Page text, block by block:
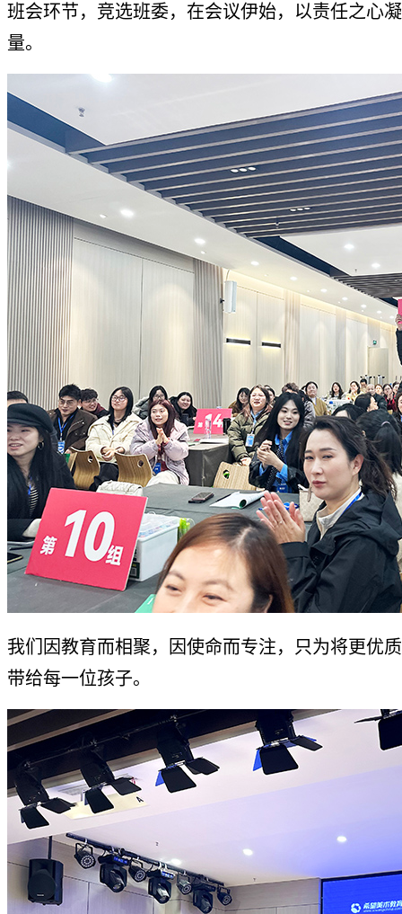
班会环节，竞选班委，在会议伊始，以责任之心
量。
我们因教育而相聚，因使命而专注，只为将更优
带给每一位孩子。